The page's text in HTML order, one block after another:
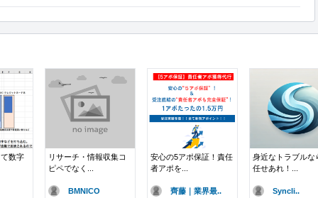
数字
リサーチ・情報収集コ
ピペでなく...
BMNICO
安心の5アポ保証！責任
者アポを...
齊藤｜業界最..
身近なトラブルな
任せあれ！...
Syncli..